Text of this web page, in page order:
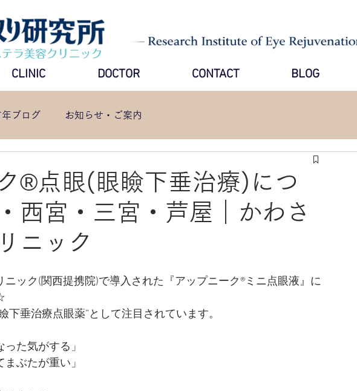
CLINIC DOCTOR CONTACT BLOG
年ブログ お知らせ・ご案内
®点眼(眼瞼下垂治療)につ
西宮・三宮・芦屋｜かわさ
ニック
ック(関西提携院)で導入された『アップニーク®ミニ点眼液』に
下垂治療点眼薬”として注目されています。
った気がする」
まぶたが重い」